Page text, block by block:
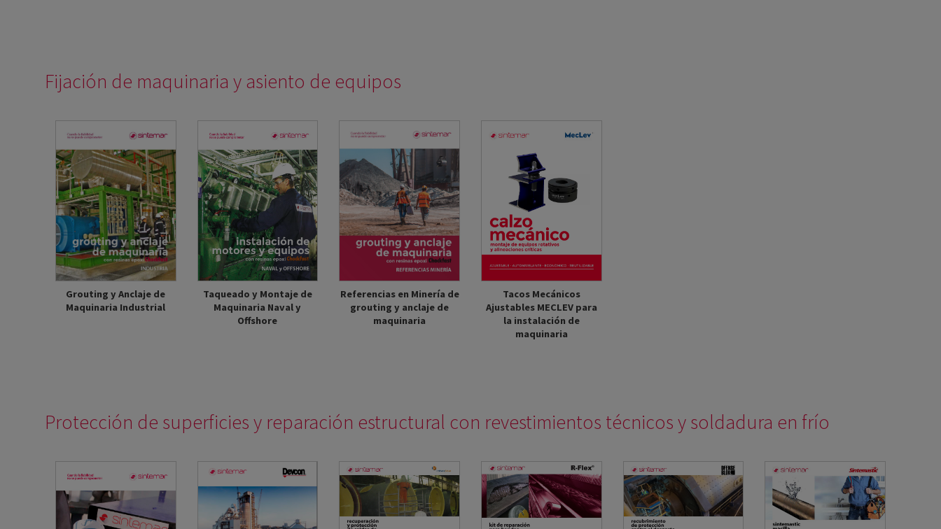
Fijación de maquinaria y asiento de equipos
Grouting y Anclaje de
Maquinaria Industrial
Taqueado y Montaje de
Maquinaria Naval y
Offshore
Referencias en Minería de
grouting y anclaje de
maquinaria
Tacos Mecánicos
Ajustables MECLEV para
la instalación de
maquinaria
Protección de superficies y reparación estructural con revestimientos técnicos y soldadura en frío